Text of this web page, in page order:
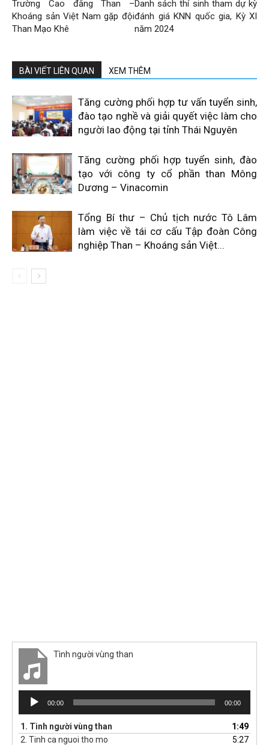
Trường Cao đẳng Than –
Khoáng sản Việt Nam gặp đội
Than Mạo Khê
Danh sách thí sinh tham dự kỳ
đánh giá KNN quốc gia, Kỳ XI
năm 2024
BÀI VIẾT LIÊN QUAN XEM THÊM
Tăng cường phối hợp tư vấn tuyển sinh,
đào tạo nghề và giải quyết việc làm cho
người lao động tại tỉnh Thái Nguyên
Tăng cường phối hợp tuyển sinh, đào
tạo với công ty cổ phần than Mông
Dương – Vinacomin
Tổng Bí thư – Chủ tịch nước Tô Lâm
làm việc về tái cơ cấu Tập đoàn Công
nghiệp Than – Khoáng sản Việt...
Tình người vùng than
Trình
phát
âm
thanh
00:00 00:00
1. Tình người vùng than
1:49
2. Tinh ca nguoi tho mo
5:27